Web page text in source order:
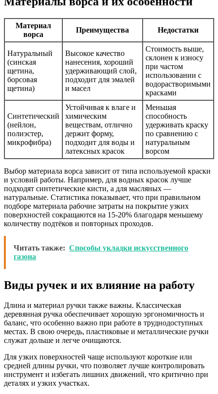
Материал
ворса
Преимущества Недостатки
Натуральный
(синская
щетина,
борсовая
щетина)
Высокое качество
нанесения, хороший
удерживающий слой,
подходит для эмалей
и масел
Стоимость выше,
склонен к износу
при частом
использовании с
водорастворимыми
красками
Синтетический
(нейлон,
полиэстер,
микрофибра)
Устойчивая к влаге и
химическим
веществам, отлично
держит форму,
подходит для воды и
латексных красок
Меньшая
способность
удерживать краску
по сравнению с
натуральным
ворсом
Выбор материала ворса зависит от типа используемой краски
и условий работы. Например, для водных красок лучше
подходят синтетические кисти, а для масляных —
натуральные. Статистика показывает, что при правильном
подборе материала рабочие затраты на покрытие узких
поверхностей сокращаются на 15-20% благодаря меньшему
количеству подтёков и повторных проходов.
Читать также: Способы укладки искусственного
газона
Виды ручек и их влияние на работу
Длина и материал ручки также важны. Классическая
деревянная ручка обеспечивает хорошую эргономичность и
баланс, что особенно важно при работе в труднодоступных
местах. В свою очередь, пластиковые и металлические ручки
служат дольше и легче очищаются.
Для узких поверхностей чаще используют короткие или
средней длины ручки, что позволяет лучше контролировать
инструмент и избегать лишних движений, что критично при
деталях и узких участках.